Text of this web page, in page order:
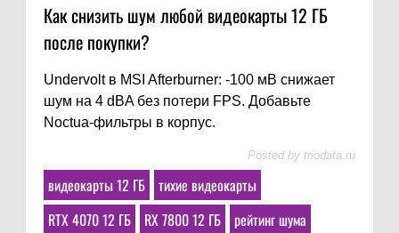
Как снизить шум любой видеокарты 12 ГБ
после покупки?
Undervolt в MSI Afterburner: -100 мВ снижает
шум на 4 dBA без потери FPS. Добавьте
Noctua-фильтры в корпус.
Posted by triodata.ru
видеокарты 12 ГБ
тихие видеокарты
RTX 4070 12 ГБ
RX 7800 12 ГБ рейтинг шума